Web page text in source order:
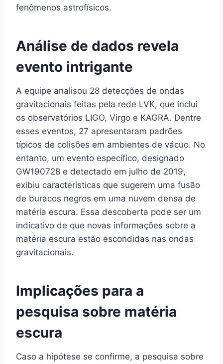
fenômenos astrofísicos.
Análise de dados revela
evento intrigante
A equipe analisou 28 detecções de ondas
gravitacionais feitas pela rede LVK, que inclui
os observatórios LIGO, Virgo e KAGRA. Dentre
esses eventos, 27 apresentaram padrões
típicos de colisões em ambientes de vácuo. No
entanto, um evento específico, designado
GW190728 e detectado em julho de 2019,
exibiu características que sugerem uma fusão
de buracos negros em uma nuvem densa de
matéria escura. Essa descoberta pode ser um
indicativo de que novas informações sobre a
matéria escura estão escondidas nas ondas
gravitacionais.
Implicações para a
pesquisa sobre matéria
escura
Caso a hipótese se confirme, a pesquisa sobre